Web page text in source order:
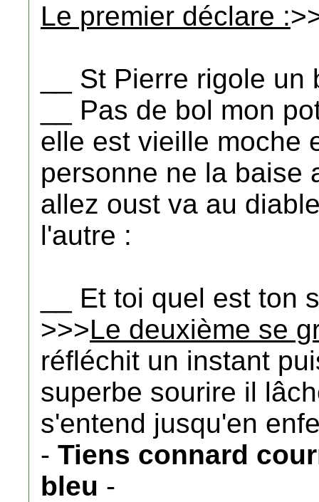
Le premier déclare :
__ St Pierre rigole
__ Pas de bol mon
elle est vieille moche
personne ne la baise
allez oust va au
l'autre :
__ Et toi quel est ton
>>>Le deuxième se
réfléchit un instant
superbe sourire il
s'entend jusqu'en
- Tiens connard
bleu -